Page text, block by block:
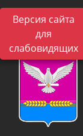
Версия сайта
для
слабовидящих